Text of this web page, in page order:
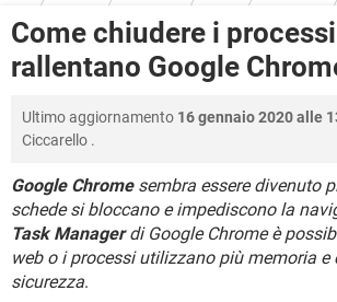
iOS WINDOWS 10
INSTAGRAM WHATSAPP
HARDWARE
COVID-19
INTRATTENIMENTO ANDROID
INSTAGRAM WHATSAPP
HARDWARE
DOWNLOAD
COVID-19 GAMING
iOS
INSTAGRAM WHATSAPP
TIKTOK FACEBOOK
HARDWARE
FORUM
COVID-19 GAMING
iOS WINDOWS
INSTAGRAM WHATSAPP
TIKTOK FACEBOOK
GLOSSARIO
COVID-19 GAMING
INTRATTENIMENTO ANDROID
iOS WINDOWS
INSTAGRAM
Come chiudere i
rallentano Google
Ultimo aggiornamento 16 gennaio 2020 alle
Ciccarello .
Google Chromesembra essere divenuto
schede si bloccano e impediscono la
Task Managerdi Google Chrome è
web o i processi utilizzano più memoria
sicurezza.